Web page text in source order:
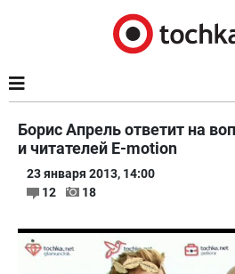
Борис Апрель ответит на
и читателей E-motion
23 января 2013, 14:00
12
18